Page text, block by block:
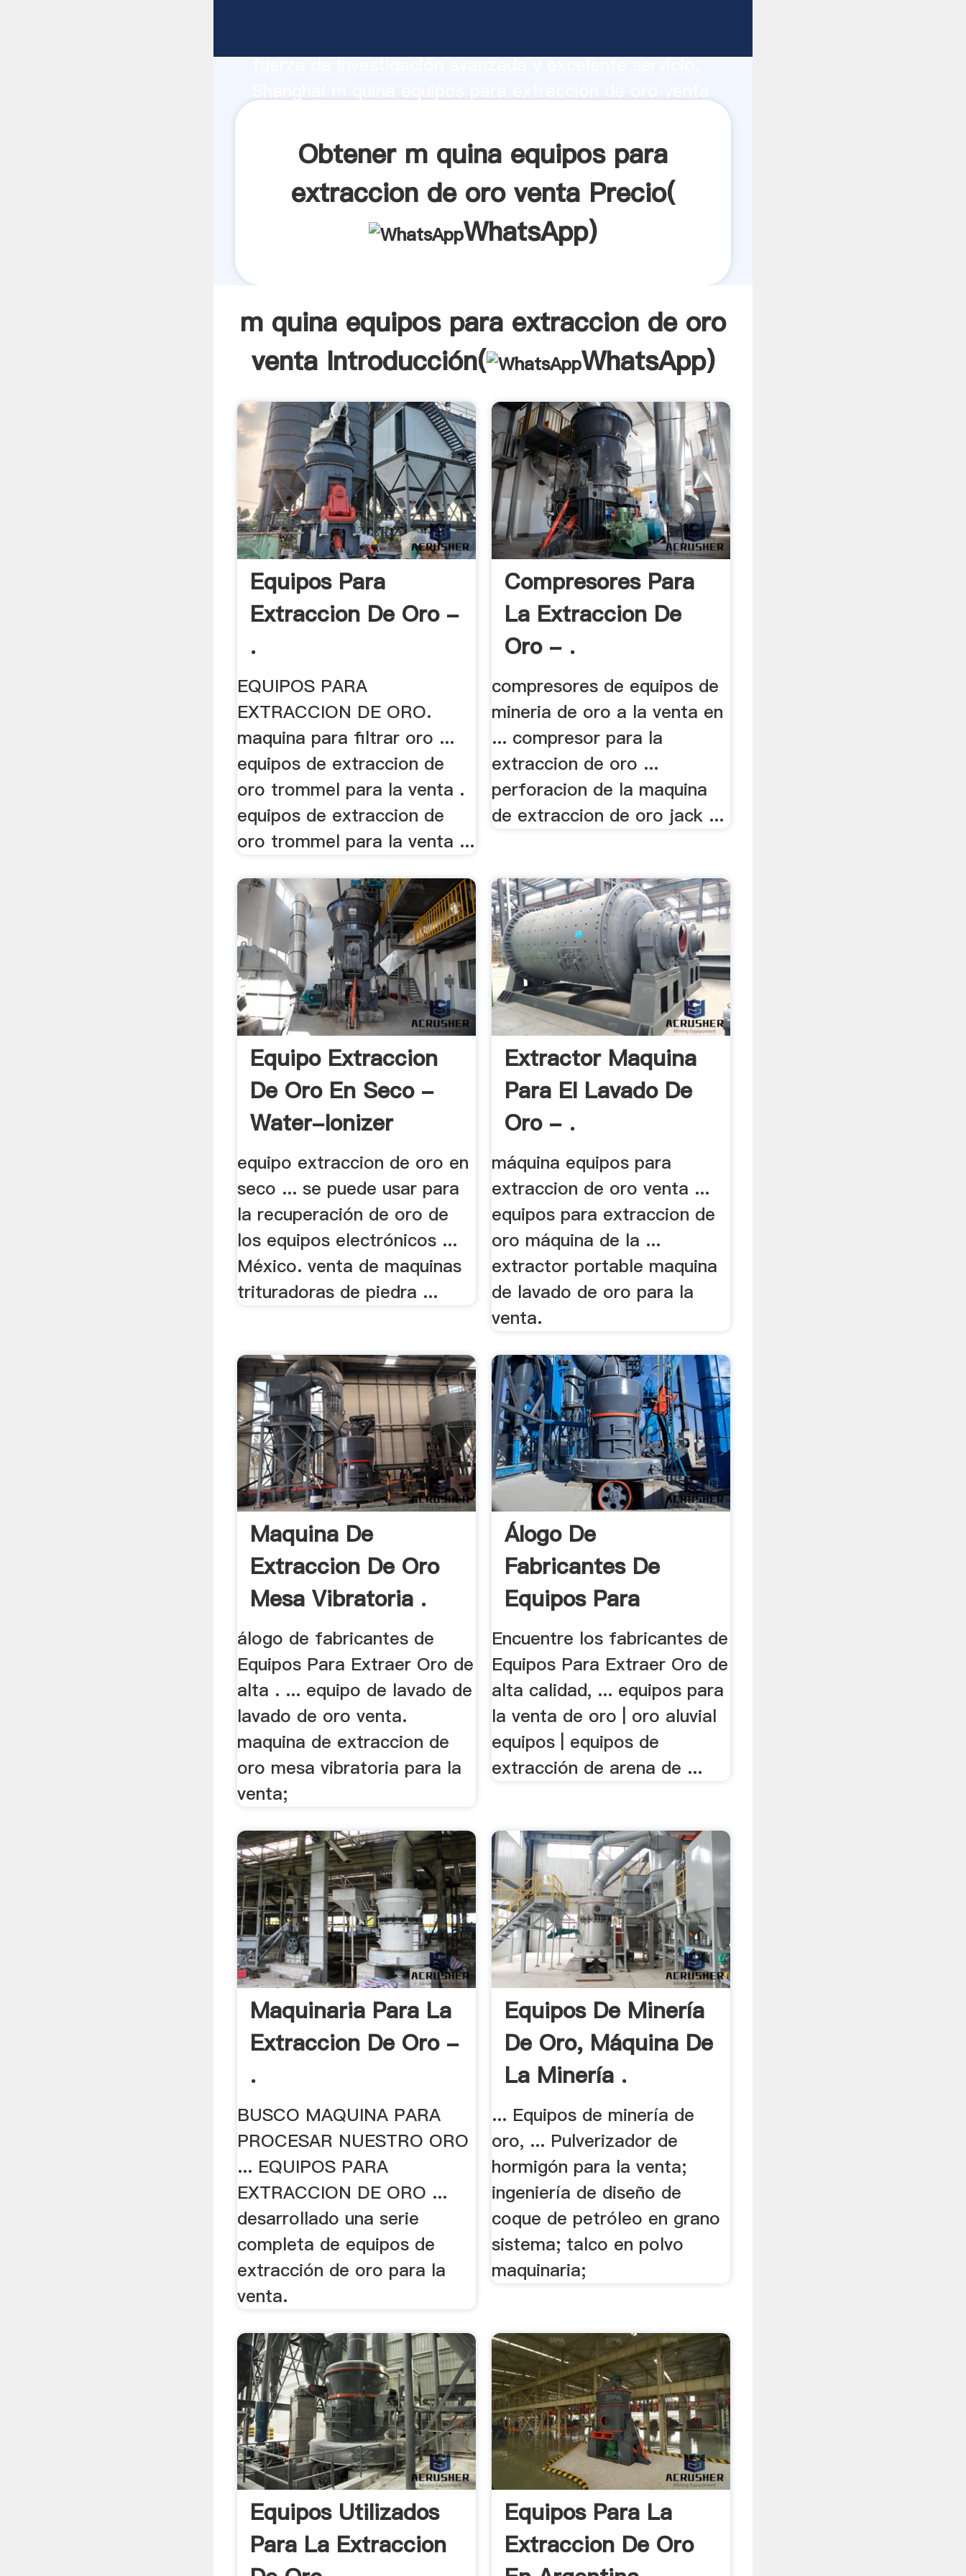
clientes.Obtener m quina equipos para
extraccion de oro venta Precio(
WhatsApp)
m quina equipos para extraccion de oro
venta Introducción(
WhatsApp)
Equipos Para
Extraccion De Oro -
.
EQUIPOS PARA
EXTRACCION DE ORO.
maquina para filtrar oro ...
equipos de extraccion de
oro trommel para la venta .
equipos de extraccion de
oro trommel para la venta ...
Compresores Para
La Extraccion De
Oro - .
compresores de equipos de
mineria de oro a la venta en
... compresor para la
extraccion de oro ...
perforacion de la maquina
de extraccion de oro jack ...
Equipo Extraccion
De Oro En Seco -
Water-Ionizer
equipo extraccion de oro en
seco ... se puede usar para
la recuperación de oro de
los equipos electrónicos ...
México. venta de maquinas
trituradoras de piedra ...
Extractor Maquina
Para El Lavado De
Oro - .
máquina equipos para
extraccion de oro venta ...
equipos para extraccion de
oro máquina de la ...
extractor portable maquina
de lavado de oro para la
venta.
Maquina De
Extraccion De Oro
Mesa Vibratoria .
álogo de fabricantes de
Equipos Para Extraer Oro de
alta . ... equipo de lavado de
lavado de oro venta.
maquina de extraccion de
oro mesa vibratoria para la
venta;
Álogo De
Fabricantes De
Equipos Para
Extraer .
Encuentre los fabricantes de
Equipos Para Extraer Oro de
alta calidad, ... equipos para
la venta de oro | oro aluvial
equipos | equipos de
extracción de arena de ...
Maquinaria Para La
Extraccion De Oro -
.
BUSCO MAQUINA PARA
PROCESAR NUESTRO ORO
... EQUIPOS PARA
EXTRACCION DE ORO ...
desarrollado una serie
completa de equipos de
extracción de oro para la
venta.
Equipos De Minería
De Oro, Máquina De
La Minería .
... Equipos de minería de
oro, ... Pulverizador de
hormigón para la venta;
ingeniería de diseño de
coque de petróleo en grano
sistema; talco en polvo
maquinaria;
Equipos Utilizados
Para La Extraccion
Equipos Para La
Extraccion De Oro